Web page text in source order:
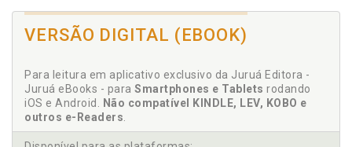
1.3.2.2.2.1 Obrigatoriedade da defesa
técnica. Defensor constituído e ad hoc, p. 79
1.3.2.2.2.2 Efetividade da defesa técnica e
1.3.2.3 Defensoria Pública, p. 82
1.4 PRESUNÇÃO DE INOCÊNCIA (ART. 5º, LVII, DA CF), p. 83
1.4.1 Conceito e Amplitude, p. 84
1.4.2 Inquéritos ou Processos em Curso e Maus
Antecedentes. Súmula 444 do STJ, p. 87
Ampla defesa. Princípio constitucional da ampla
defesa, p. 64
de pequeno potencial ofensivo e seus
desdobramentos, p. 315
Atribuição. Conflito de atribuição, p. 204
Atual panorama do direito de defesa no Brasil, p. 68
VERSÃO DIGITAL (EBOOK)
Para leitura em aplicativo exclusivo da Juruá Editora -
Juruá eBooks - para Smartphones e Tablets rodando
iOS e Android. Não compatível KINDLE, LEV, KOBO e
outros e-Readers.